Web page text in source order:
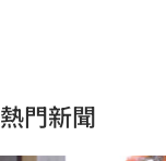
熱門新聞